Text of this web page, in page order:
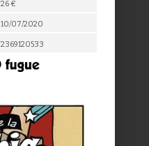
26 €
10/07/2020
2369120533